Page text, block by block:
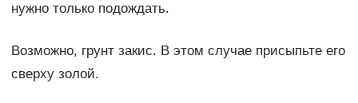
нужно только подождать.
Возможно, грунт закис. В этом случае присыпьте его
сверху золой.